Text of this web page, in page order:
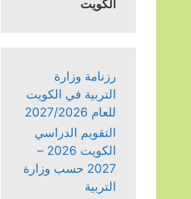
الكويت
رزنامة وزارة
التربية في الكويت
للعام 2027/2026
التقويم الدراسي
الكويت 2026 –
2027 حسب وزارة
التربية